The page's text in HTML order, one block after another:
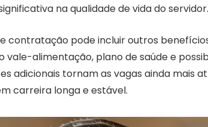
na qualidade de vida do servidor.
contratação pode incluir outros
vale-alimentação, plano de saúde e
adicionais tornam as vagas ainda mais
carreira longa e estável.